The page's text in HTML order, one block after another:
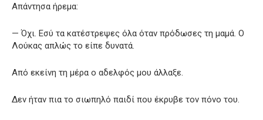
Απάντησα ήρεμα:
— Όχι. Εσύ τα κατέστρεψες όλα όταν πρόδωσες τη μαμά. Ο
Λούκας απλώς το είπε δυνατά.
Από εκείνη τη μέρα ο αδελφός μου άλλαξε.
Δεν ήταν πια το σιωπηλό παιδί που έκρυβε τον πόνο του.